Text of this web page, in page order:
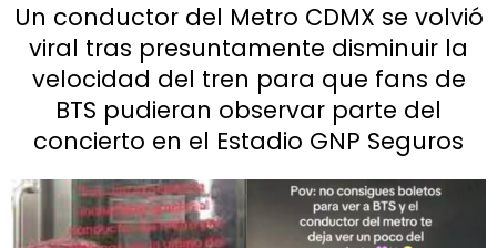
Un conductor del Metro CDMX se volvió
viral tras presuntamente disminuir la
velocidad del tren para que fans de
BTS pudieran observar parte del
concierto en el Estadio GNP Seguros